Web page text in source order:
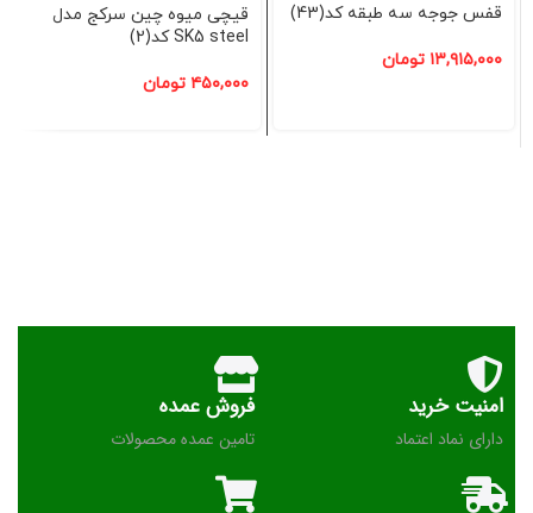
قفس جوجه سه طبقه کد(43)
۱۳,۹۱۵,۰۰۰ تومان
قیچی میوه چین سرکج مدل
SK5 steel کد(2)
۴۵۰,۰۰۰ تومان
امنیت خرید
دارای نماد اعتماد
فروش عمده
تامین عمده محصولات